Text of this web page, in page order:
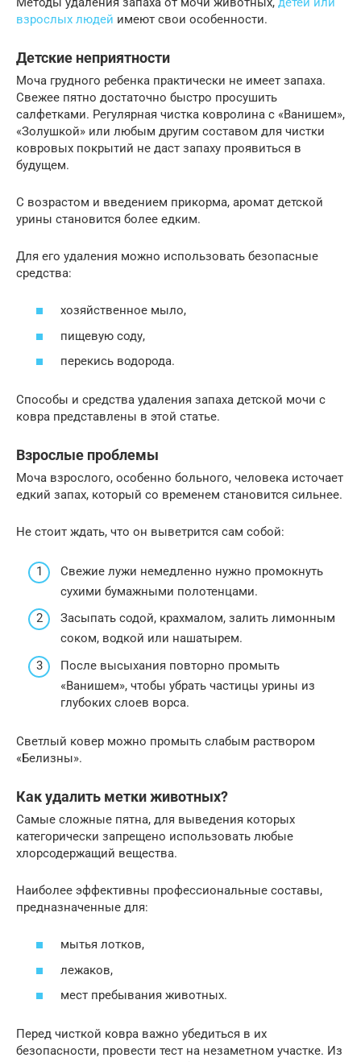
взрослых людей имеют свои особенности.
Детские неприятности
Моча грудного ребенка практически не имеет запаха.
Свежее пятно достаточно быстро просушить
салфетками. Регулярная чистка ковролина с «Ванишем»,
«Золушкой» или любым другим составом для чистки
ковровых покрытий не даст запаху проявиться в
будущем.
С возрастом и введением прикорма, аромат детской
урины становится более едким.
Для его удаления можно использовать безопасные
средства:
хозяйственное мыло,
пищевую соду,
перекись водорода.
Способы и средства удаления запаха детской мочи с
ковра представлены в этой статье.
Взрослые проблемы
Моча взрослого, особенно больного, человека источает
едкий запах, который со временем становится сильнее.
Не стоит ждать, что он выветрится сам собой:
Свежие лужи немедленно нужно промокнуть
сухими бумажными полотенцами.
Засыпать содой, крахмалом, залить лимонным
соком, водкой или нашатырем.
После высыхания повторно промыть
«Ванишем», чтобы убрать частицы урины из
глубоких слоев ворса.
Светлый ковер можно промыть слабым раствором
«Белизны».
Как удалить метки животных?
Самые сложные пятна, для выведения которых
категорически запрещено использовать любые
хлорсодержащий вещества.
Наиболее эффективны профессиональные составы,
предназначенные для:
мытья лотков,
лежаков,
мест пребывания животных.
Перед чисткой ковра важно убедиться в их
безопасности, провести тест на незаметном участке. Из